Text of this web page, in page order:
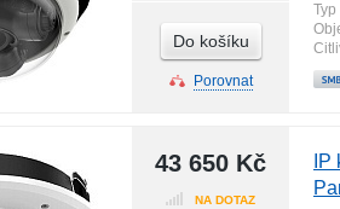
Do košíku
Porovnat
43 650 Kč
NA DOTAZ